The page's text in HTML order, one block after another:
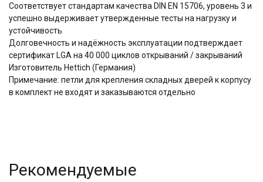
Соответствует стандартам качества DIN EN 15706, уровень 3 и
успешно выдерживает утвержденные тесты на нагрузку и
устойчивость
Долговечность и надёжность эксплуатации подтверждает
сертификат LGA на 40 000 циклов открываний / закрываний
Изготовитель Hettich (Германия)
Примечание: петли для крепления складных дверей к корпусу
в комплект не входят и заказываются отдельно
Рекомендуемые